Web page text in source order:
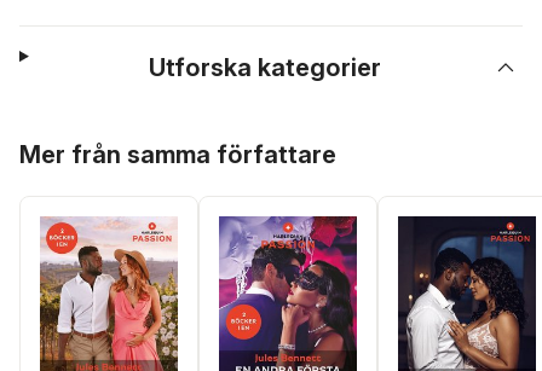
Utforska kategorier
Mer från samma författare